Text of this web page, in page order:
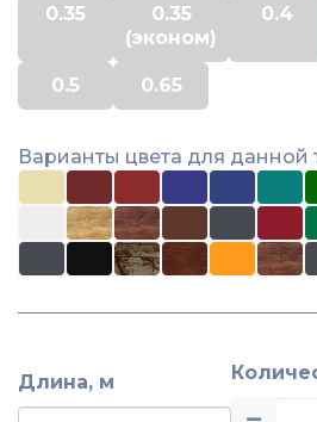
0.35
0.35
(эконом)
0.4
0.5 0.65
Варианты цвета для
Длина, м